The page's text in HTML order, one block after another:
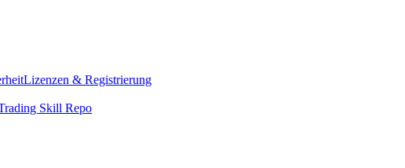
Lizenzen & Registrierung
Skill Repo